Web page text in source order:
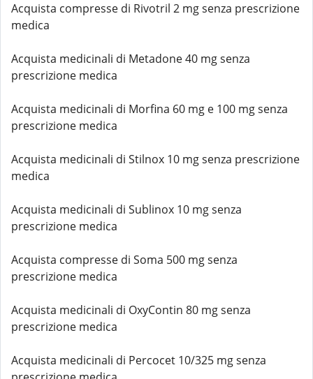
Acquista compresse di Rivotril 2 mg senza prescrizione
medica
Acquista medicinali di Metadone 40 mg senza
prescrizione medica
Acquista medicinali di Morfina 60 mg e 100 mg senza
prescrizione medica
Acquista medicinali di Stilnox 10 mg senza prescrizione
medica
Acquista medicinali di Sublinox 10 mg senza
prescrizione medica
Acquista compresse di Soma 500 mg senza
prescrizione medica
Acquista medicinali di OxyContin 80 mg senza
prescrizione medica
Acquista medicinali di Percocet 10/325 mg senza